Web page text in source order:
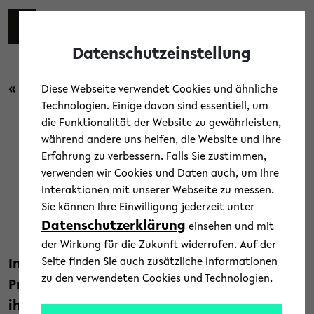
Skip to main content
« Zurück zur Übersicht
Forschung
Nanoskopie in Echtzeit
15. Juni 2020
Text: Jörg Heeren
In research_tv erläutern der Biophysiker
Professor Dr. Thomas Huser und sein Team
ihre Forschung mit höchstauflösenden
Datenschutzeinstellung
Diese Webseite verwendet Cookies und ähnliche
Technologien. Einige davon sind essentiell, um
die Funktionalität der Website zu gewährleisten,
während andere uns helfen, die Website und Ihre
Erfahrung zu verbessern. Falls Sie zustimmen,
verwenden wir Cookies und Daten auch, um Ihre
Interaktionen mit unserer Webseite zu messen.
Sie können Ihre Einwilligung jederzeit unter
Datenschutzerklärung einsehen und mit
der Wirkung für die Zukunft widerrufen. Auf der
Seite finden Sie auch zusätzliche Informationen
zu den verwendeten Cookies und Technologien.